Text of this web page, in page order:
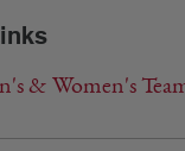
& Women's